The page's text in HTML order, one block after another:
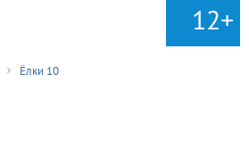
12+
Ёлки 10